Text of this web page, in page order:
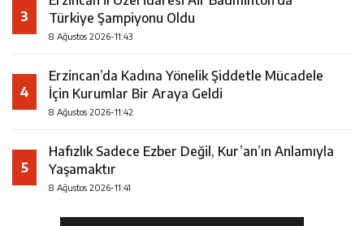
3
Türkiye Şampiyonu Oldu
8 Ağustos 2026-11:43
4
Erzincan’da Kadına Yönelik Şiddetle Mücadele
İçin Kurumlar Bir Araya Geldi
8 Ağustos 2026-11:42
5
Hafızlık Sadece Ezber Değil, Kur’an’ın Anlamıyla
Yaşamaktır
8 Ağustos 2026-11:41